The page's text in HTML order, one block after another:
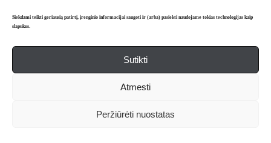
Siekdami teikti geriausią patirtį, įrenginio informacijai saugoti ir (arba) pasiekti naudojame tokias technologijas kaip
slapukus.
Sutikti
Atmesti
Peržiūrėti nuostatas
įgimtas talentas (natura), ar mokantis ir dirbant išsiugdytas
jei tau iš prigimties skirta tapti garsiu oratoriumi, tu ir tapsi
garsus oratorius, pasitelkęs žinias bei pratybas, o kurio iš
prie išimtinės, nuostabios prigimties prisidėjus tam tikram